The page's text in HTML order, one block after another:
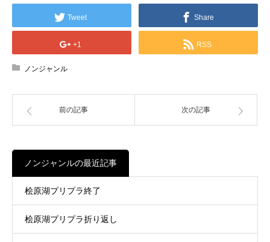
Tweet Share
+1 RSS
ノンジャンル
前の記事 次の記事
ノンジャンルの最近記事
桧原湖プリプラ終了
桧原湖プリプラ折り返し